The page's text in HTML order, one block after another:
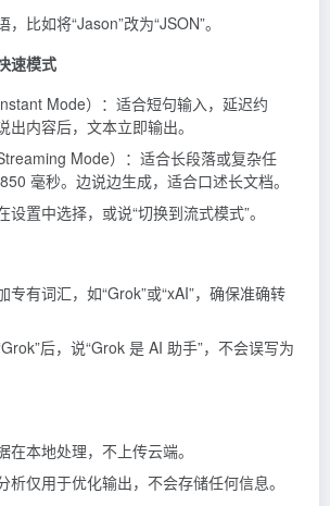
，比如将“Jason”改为“JSON”。
速模式
Instant Mode）：适合短句输入，延迟约
出内容后，文本立即输出。
Streaming Mode）：适合长段落或复杂任
毫秒。边说边生成，适合口述长文档。
设置中选择，或说“切换到流式模式”。
专有词汇，如“Grok”或“xAI”，确保准确转
后，说“Grok 是 AI 助手”，不会误写为
在本地处理，不上传云端。
析仅用于优化输出，不会存储任何信息。